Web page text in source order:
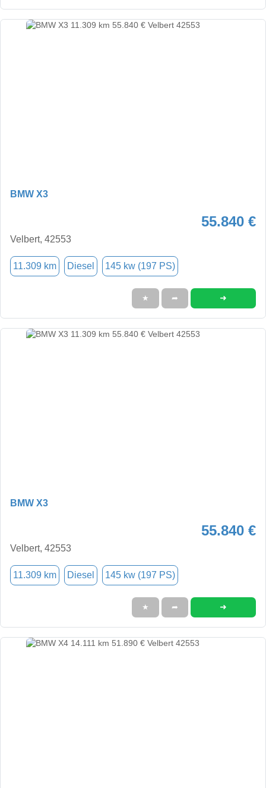
BMW X3
55.840 €
Velbert, 42553
11.309 km Diesel 145 kw (197 PS)
★ ➦ ➜
BMW X3
55.840 €
Velbert, 42553
11.309 km Diesel 145 kw (197 PS)
★ ➦ ➜